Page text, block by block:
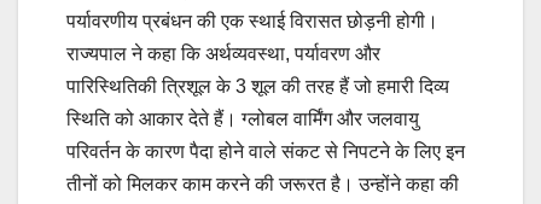
पर्यावरणीय प्रबंधन की एक स्थाई विरासत छोड़नी होगी।
राज्यपाल ने कहा कि अर्थव्यवस्था, पर्यावरण और
पारिस्थितिकी त्रिशूल के 3 शूल की तरह हैं जो हमारी दिव्य
स्थिति को आकार देते हैं। ग्लोबल वार्मिंग और जलवायु
परिवर्तन के कारण पैदा होने वाले संकट से निपटने के लिए इन
तीनों को मिलकर काम करने की जरूरत है। उन्होंने कहा की